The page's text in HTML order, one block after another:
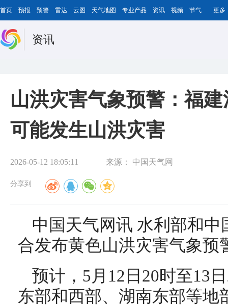
首页 预报 预警 雷达 云图 天气地图 专业产品 资讯 视频 节气 更多
资讯
山洪灾害气象预警：福
可能发生山洪灾害
2026-05-12 18:05:11 来源： 中国天气网
分享到
中国天气网讯 水利部和中
合发布黄色山洪灾害气象预
预计，5月12日20时至13
东部和西部、湖南东部等地